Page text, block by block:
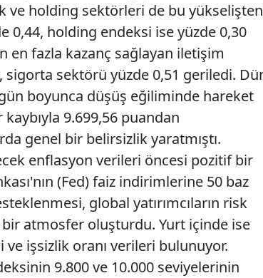
ve holding sektörleri de bu yükselişten
0,44, holding endeksi ise yüzde 0,30
en fazla kazanç sağlayan iletişim
sigorta sektörü yüzde 0,51 geriledi.
boyunca düşüş eğiliminde hareket
9.699,56 puandan
genel bir belirsizlik yaratmıştı.
enflasyon verileri öncesi pozitif bir
(Fed) faiz indirimlerine 50 baz
global yatırımcıların risk
bir atmosfer oluşturdu. Yurt içinde ise
işsizlik oranı verileri bulunuyor.
9.800 ve 10.000 seviyelerinin